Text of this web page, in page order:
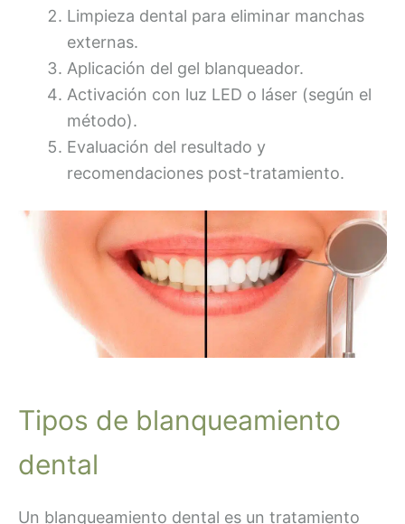
Limpieza dental para eliminar manchas
externas.
Aplicación del gel blanqueador.
Activación con luz LED o láser (según el
método).
Evaluación del resultado y
recomendaciones post-tratamiento.
Tipos de blanqueamiento
dental
Un blanqueamiento dental es un tratamiento